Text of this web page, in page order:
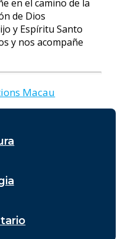
en el camino de la
de Dios
y Espíritu Santo
y nos acompañe
Macau